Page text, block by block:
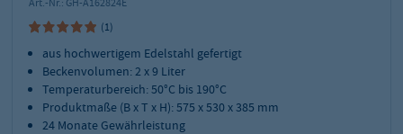
(1)
aus hochwertigem Edelstahl gefertigt
Beckenvolumen: 2 x 9 Liter
Temperaturbereich: 50°C bis 190°C
Produktmaße (B x T x H): 575 x 530 x 385 mm
24 Monate Gewährleistung